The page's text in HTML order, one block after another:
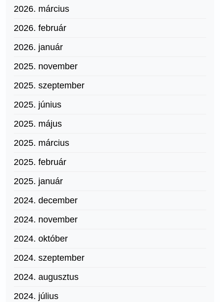
2026. március
2026. február
2026. január
2025. november
2025. szeptember
2025. június
2025. május
2025. március
2025. február
2025. január
2024. december
2024. november
2024. október
2024. szeptember
2024. augusztus
2024. július